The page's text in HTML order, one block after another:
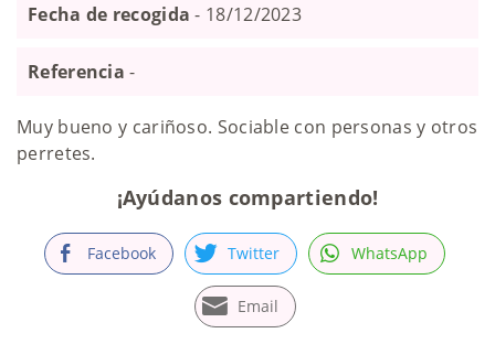
Fecha de recogida - 18/12/2023
Referencia -
Muy bueno y cariñoso. Sociable con personas y otros
perretes.
¡Ayúdanos compartiendo!
Facebook Twitter WhatsApp
Email